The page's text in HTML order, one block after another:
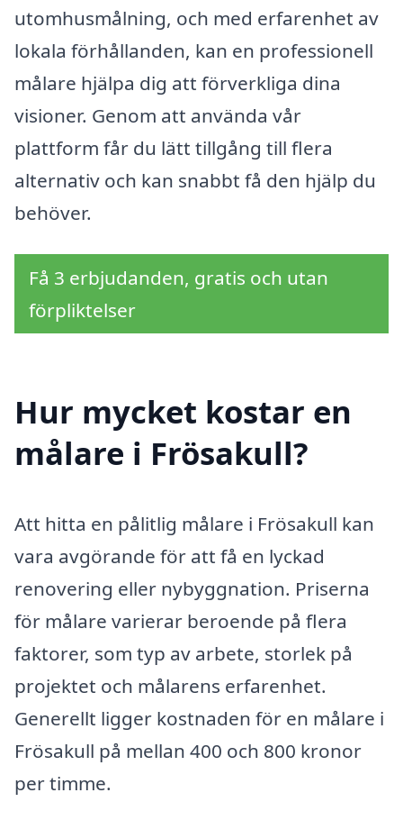
utomhusmålning, och med erfarenhet av
lokala förhållanden, kan en professionell
målare hjälpa dig att förverkliga dina
visioner. Genom att använda vår
plattform får du lätt tillgång till flera
alternativ och kan snabbt få den hjälp du
behöver.
Få 3 erbjudanden, gratis och utan
förpliktelser
Hur mycket kostar en
målare i Frösakull?
Att hitta en pålitlig målare i Frösakull kan
vara avgörande för att få en lyckad
renovering eller nybyggnation. Priserna
för målare varierar beroende på flera
faktorer, som typ av arbete, storlek på
projektet och målarens erfarenhet.
Generellt ligger kostnaden för en målare i
Frösakull på mellan 400 och 800 kronor
per timme.